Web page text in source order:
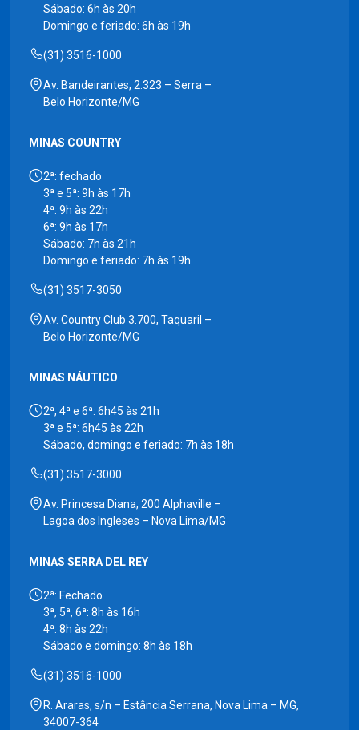
Sábado: 6h às 20h
Domingo e feriado: 6h às 19h
(31) 3516-1000
Av. Bandeirantes, 2.323 – Serra –
Belo Horizonte/MG
MINAS COUNTRY
2ª: fechado
3ª e 5ª: 9h às 17h
4ª: 9h às 22h
6ª: 9h às 17h
Sábado: 7h às 21h
Domingo e feriado: 7h às 19h
(31) 3517-3050
Av. Country Club 3.700, Taquaril –
Belo Horizonte/MG
MINAS NÁUTICO
2ª, 4ª e 6ª: 6h45 às 21h
3ª e 5ª: 6h45 às 22h
Sábado, domingo e feriado: 7h às 18h
(31) 3517-3000
Av. Princesa Diana, 200 Alphaville –
Lagoa dos Ingleses – Nova Lima/MG
MINAS SERRA DEL REY
2ª: Fechado
3ª, 5ª, 6ª: 8h às 16h
4ª: 8h às 22h
Sábado e domingo: 8h às 18h
(31) 3516-1000
R. Araras, s/n – Estância Serrana, Nova Lima – MG,
34007-364